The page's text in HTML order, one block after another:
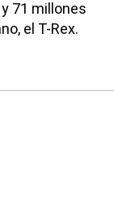
71 millones
el T-Rex.